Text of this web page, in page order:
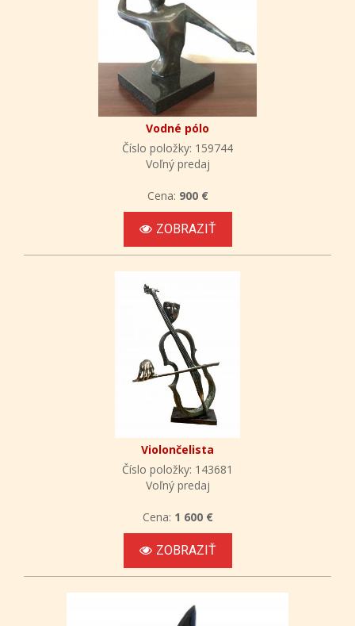
Vodné pólo
Číslo položky: 159744
Voľný predaj
Cena: 900 €
ZOBRAZIŤ
Violončelista
Číslo položky: 143681
Voľný predaj
Cena: 1 600 €
ZOBRAZIŤ